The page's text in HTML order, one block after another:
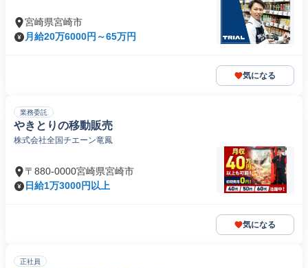
宮崎県宮崎市
月給20万6000円～65万円
気になる
業務委託
やきとりの移動販売
株式会社全国チエーン竜鳳
〒880-0000宮崎県宮崎市
日給1万3000円以上
気になる
正社員